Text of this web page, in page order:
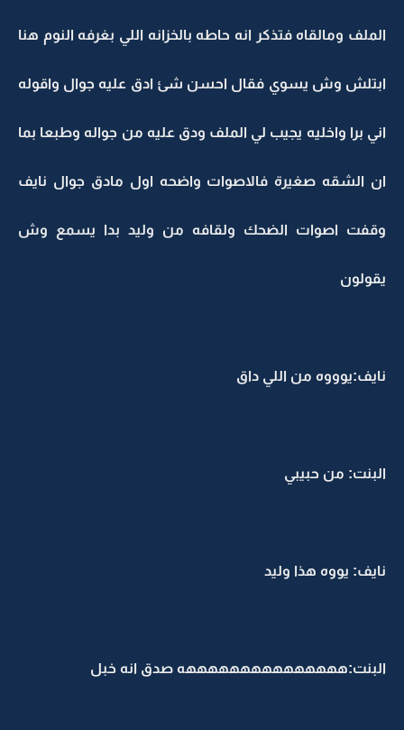
الملف ومالقاه فتذكر انه حاطه بالخزانه اللي بغرفه النوم هنا
ابتلش وش يسوي فقال احسن شئ ادق عليه جوال واقوله
اني برا واخليه يجيب لي الملف ودق عليه من جواله وطبعا بما
ان الشقه صغيرة فالاصوات واضحه اول مادق جوال نايف
وقفت اصوات الضحك ولقافه من وليد بدا يسمع وش
يقولون
نايف:يوووه من اللي داق
البنت: من حبيبي
نايف: يووه هذا وليد
البنت:هههههههههههههههه صدق انه خبل